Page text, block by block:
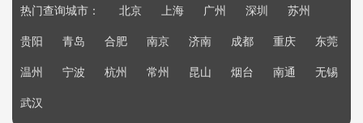
热门查询城市： 北京 上海 广州 深圳 苏州
贵阳 青岛 合肥 南京 济南 成都 重庆 东莞
温州 宁波 杭州 常州 昆山 烟台 南通 无锡
武汉